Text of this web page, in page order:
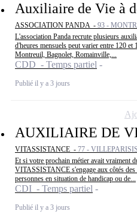
Auxiliaire de Vie à
ASSOCIATION PANDA - 93 -
L'association Panda recrute plusieurs
d'heures mensuels peut varier entre 120
Montreuil, Bagnolet, Romainville,...
CDD - Temps partiel
Publié il y a 3 jours
AUXILIAIRE DE
VITASSISTANCE - 77 - VILLEPARISIS
Et si votre prochain métier avait vraiment
VITASSISTANCE s'engage aux côtés des
personnes en situation de handicap ou de...
CDI - Temps partiel
Publié il y a 3 jours